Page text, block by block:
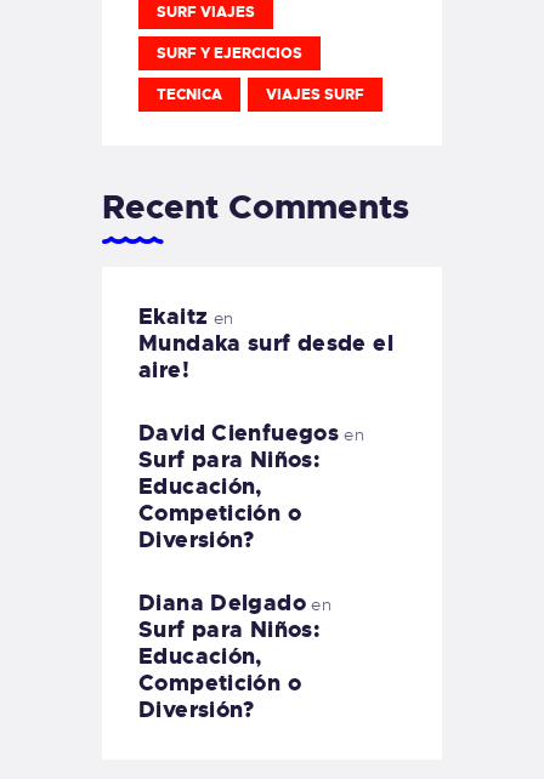
SURF VIAJES
SURF Y EJERCICIOS
TECNICA VIAJES SURF
Recent Comments
Ekaitz en
Mundaka surf desde el
aire!
David Cienfuegos en
Surf para Niños:
Educación,
Competición o
Diversión?
Diana Delgadoen
Surf para Niños:
Educación,
Competición o
Diversión?